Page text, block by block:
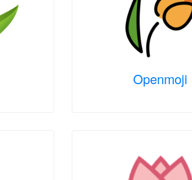
Openmoji